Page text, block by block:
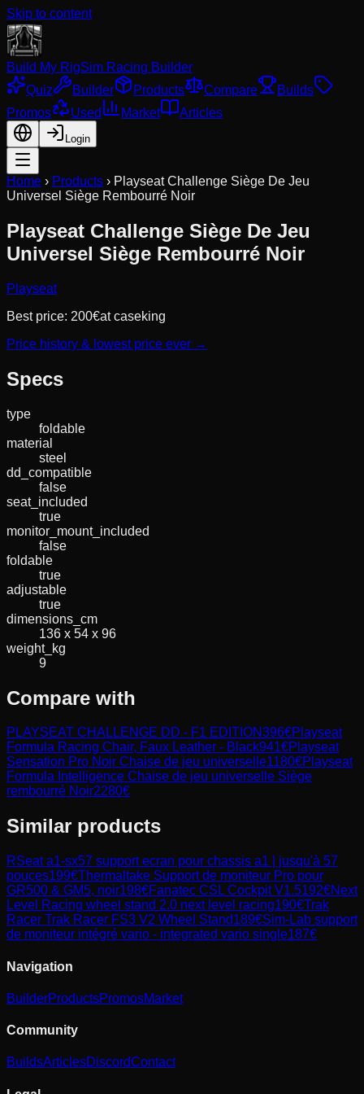
Skip to content
Build My RigSim Racing Builder
Quiz
Builder Products Compare
Builds
Promos
Used Market Articles
Login
Home › Products › Playseat Challenge Siège De Jeu
Universel Siège Rembourré Noir
Playseat Challenge Siège De Jeu
Universel Siège Rembourré Noir
Playseat
Best price: 200€atcaseking
Price history & lowest price ever →
Specs
type
foldable
material
steel
dd_compatible
false
seat_included
true
monitor_mount_included
false
foldable
true
adjustable
true
dimensions_cm
136 x 54 x 96
weight_kg
9
Compare with
PLAYSEAT CHALLENGE DD - F1 EDITION396€Playseat
Formula Racing Chair, Faux Leather - Black941€Playseat
Sensation Pro Noir Chaise de jeu universelle1180€Playseat
Formula Intelligence Chaise de jeu universelle Siège
rembourré Noir2280€
Similar products
RSeat a1-sx57 support ecran pour chassis a1 | jusqu'à 57
pouces199€Thermaltake Support de moniteur Pro pour
GR500 & GM5, noir198€Fanatec CSL Cockpit V1.5192€Next
Level Racing wheel stand 2.0 next level racing190€Trak
Racer Trak Racer FS3 V2 Wheel Stand189€Sim-Lab support
de moniteur intégré vario - integrated vario single187€
Navigation
BuilderProductsPromosMarket
Community
BuildsArticlesDiscordContact